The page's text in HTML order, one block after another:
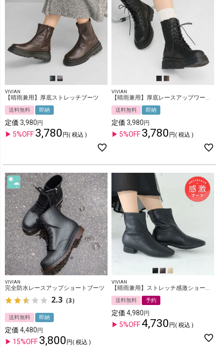
VIVIAN
【晴雨兼用】厚底ストレッチブーツ
送料無料 即納
定価 3,980
5%OFF 3,780 税込
VIVIAN
送料無料 即納
定価 3,980
5%OFF 3,780 税込
VIVIAN
完全防水レースアップショートブーツ
2.3 （3）
送料無料 即納
定価 4,480
15%OFF 3,800 税込
VIVIAN
送料無料 予約
定価 4,980
5%OFF4,730 税込